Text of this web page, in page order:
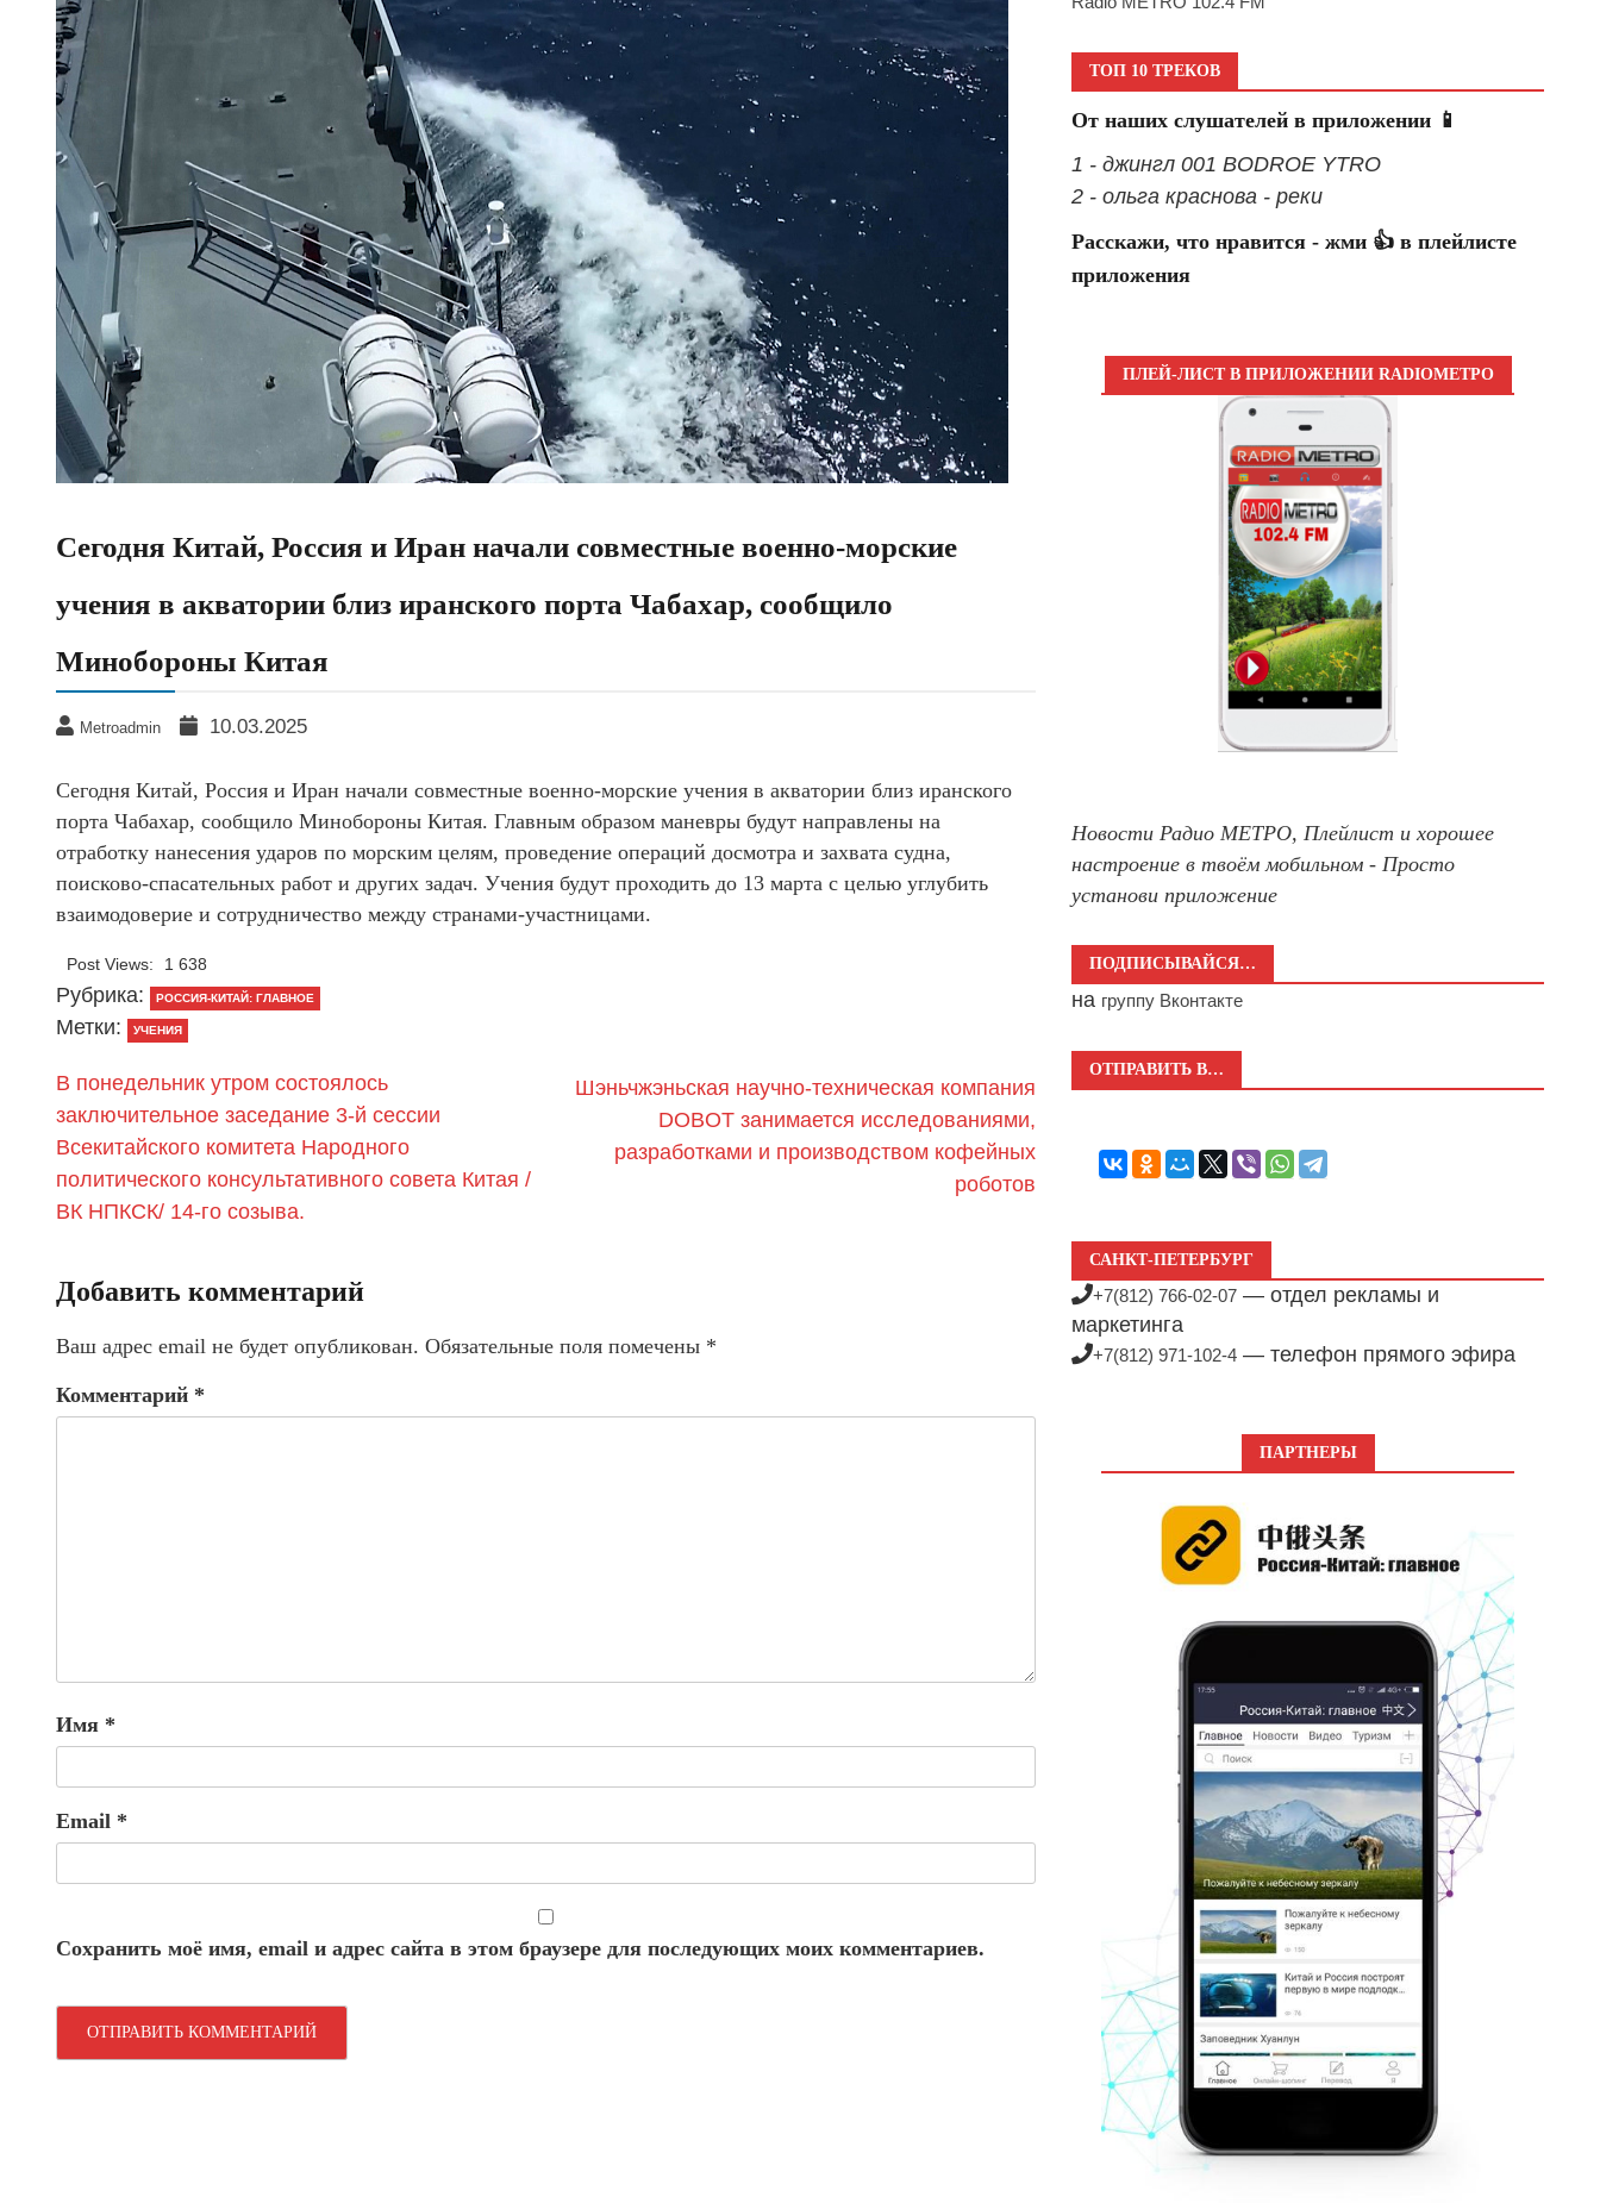
Сегодня Китай, Россия и Иран начали совместные военно-морские
учения в акватории близ иранского порта Чабахар, сообщило
Минобороны Китая
Metroadmin 10.03.2025
Сегодня Китай, Россия и Иран начали совместные военно-морские учения в акватории близ иранского
порта Чабахар, сообщило Минобороны Китая. Главным образом маневры будут направлены на
отработку нанесения ударов по морским целям, проведение операций досмотра и захвата судна,
поисково-спасательных работ и других задач. Учения будут проходить до 13 марта с целью углубить
взаимодоверие и сотрудничество между странами-участницами.
Post Views: 1 638
Рубрика: РОССИЯ-КИТАЙ: ГЛАВНОЕ
Метки: УЧЕНИЯ
В понедельник утром состоялось
заключительное заседание 3-й сессии
Всекитайского комитета Народного
политического консультативного совета Китая /
ВК НПКСК/ 14-го созыва.
Шэньчжэньская научно-техническая компания
DOBOT занимается исследованиями,
разработками и производством кофейных
роботов
Добавить комментарий
Ваш адрес email не будет опубликован. Обязательные поля помечены *
Комментарий *
Имя *
Email *
Сохранить моё имя, email и адрес сайта в этом браузере для последующих моих комментариев.
ТОП 10 ТРЕКОВ
От наших слушателей в приложении 📱
1 - джингл 001 BODROE YTRO
2 - ольга краснова - реки
Расскажи, что нравится - жми 👍 в плейлисте
приложения
ПЛЕЙ-ЛИСТ В ПРИЛОЖЕНИИ RADIOМЕТРО
Новости Радио МЕТРО, Плейлист и хорошее
настроение в твоём мобильном - Просто
установи приложение
ПОДПИСЫВАЙСЯ…
на группу Вконтакте
ОТПРАВИТЬ В…
САНКТ-ПЕТЕРБУРГ
+7(812) 766-02-07 — отдел рекламы и
маркетинга
+7(812) 971-102-4 — телефон прямого эфира
ПАРТНЕРЫ